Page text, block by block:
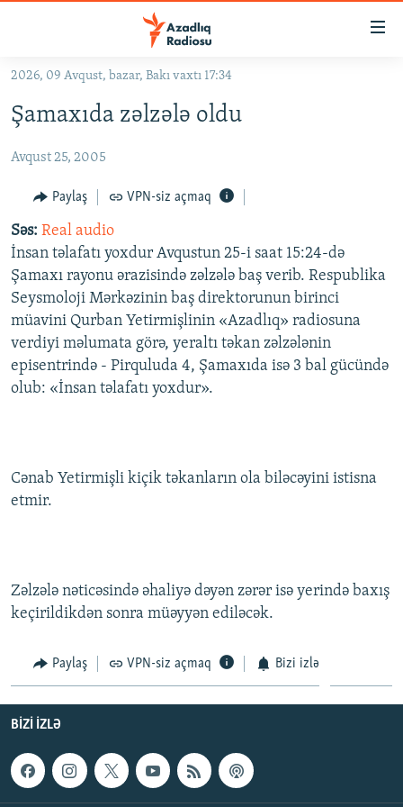
Əsas
qayıt
naviqasiyaya
Axtarışa
keç
#İZAHLA
KORRUPSIOMETR
#ƏSLINDƏ
FƏRQƏ BAX
QANUNI DOĞRU
ARAŞDIRMA
MULTIMEDIA
VIDEO
FOTOQALEREYA
RADIO ARXIV
OXU ZALI
İZ - MƏDƏNIYYƏT PROQRAMI
HAQQIMIZDA
MATERIALLARIMIZDAN ISTIFADƏ
XƏBƏR BÜLLETENLƏRIMIZ
2026, 09 Avqust, bazar, Bakı vaxtı 17:34
Şamaxıda zəlzələ oldu
Avqust 25, 2005
Paylaş VPN-siz açmaq
Səs: Real audio
İnsan təlafatı yoxdur Avqustun 25-i saat 15:24-də
Şamaxı rayonu ərazisində zəlzələ baş verib. Respublika
Seysmoloji Mərkəzinin baş direktorunun birinci
müavini Qurban Yetirmişlinin «Azadlıq» radiosuna
verdiyi məlumata görə, yeraltı təkan zəlzələnin
episentrində - Pirquluda 4, Şamaxıda isə 3 bal gücündə
olub: «İnsan təlafatı yoxdur».
Cənab Yetirmişli kiçik təkanların ola biləcəyini istisna
etmir.
Zəlzələ nəticəsində əhaliyə dəyən zərər isə yerində baxış
keçirildikdən sonra müəyyən ediləcək.
Paylaş VPN-siz açmaq Bizi izlə
BIZI IZLƏ